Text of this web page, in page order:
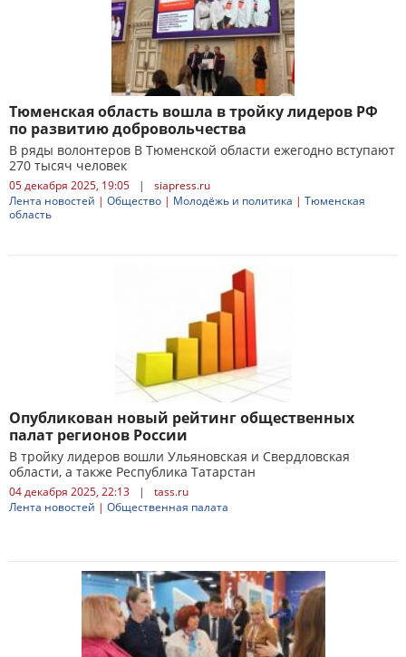
Тюменская область вошла в тройку лидеров РФ
по развитию добровольчества
В ряды волонтеров В Тюменской области ежегодно вступают
270 тысяч человек
05 декабря 2025, 19:05 |
siapress.ru
Лента новостей | Общество | Молодёжь и политика | Тюменская
область
Опубликован новый рейтинг общественных
палат регионов России
В тройку лидеров вошли Ульяновская и Свердловская
области, а также Республика Татарстан
04 декабря 2025, 22:13 |
tass.ru
Лента новостей | Общественная палата